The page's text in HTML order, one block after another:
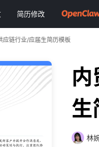
简历修改
应链行业/应届生简历模板
生
林